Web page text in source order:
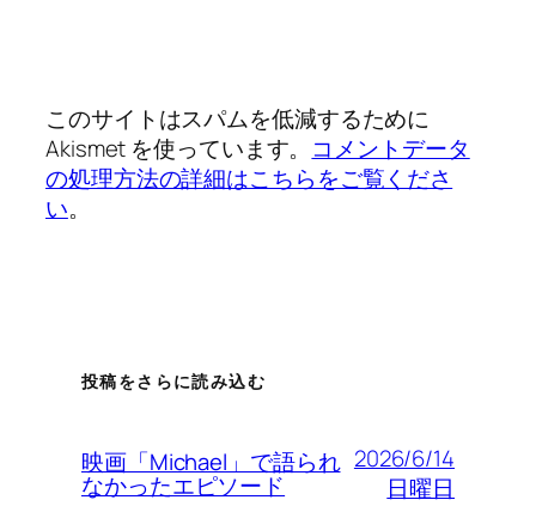
このサイトはスパムを低減するために
Akismet を使っています。 コメントデータ
の処理方法の詳細はこちらをご覧くださ
い。
投稿をさらに読み込む
映画「Michael」で語られ
なかったエピソード
2026/6/14
日曜日